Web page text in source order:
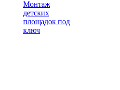
Монтаж
детских
площадок под
ключ